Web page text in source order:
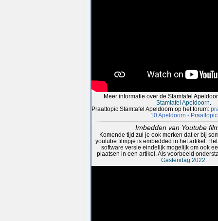
Meer informatie over de Stamtafel
Stamtafel Apeldoorn
Praattopic Stamtafel Apeldoorn op het forum:
10 Apeldoorn - Praattopic
Imbedden van Youtube
Komende tijd zul je ook merken dat er bij
youtube filmpje is embedded in het artikel.
software versie eindelijk mogelijk om ook
plaatsen in een artikel. Als voorbeeld
Gastendag 2022: